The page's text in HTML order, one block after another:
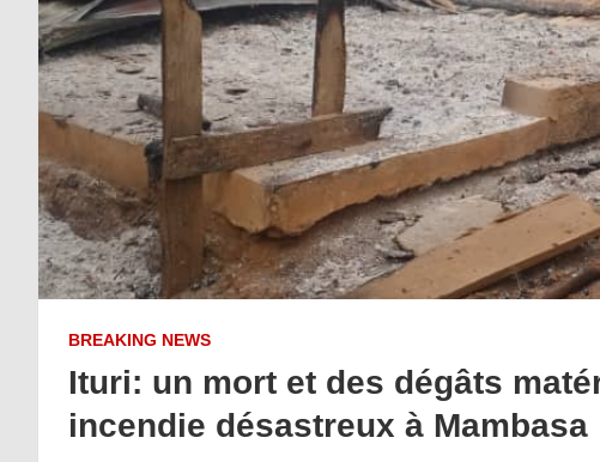
BREAKING NEWS
Ituri: un mort et des dégâts
incendie désastreux à Mambasa